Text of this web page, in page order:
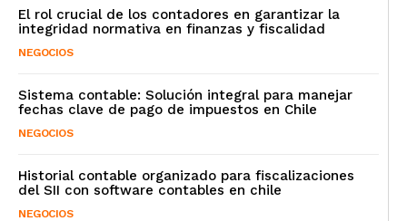
El rol crucial de los contadores en garantizar la
integridad normativa en finanzas y fiscalidad
NEGOCIOS
Sistema contable: Solución integral para manejar
fechas clave de pago de impuestos en Chile
NEGOCIOS
Historial contable organizado para fiscalizaciones
del SII con software contables en chile
NEGOCIOS